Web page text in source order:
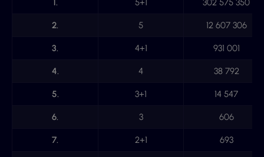
1. 5+1 302 575 350
2. 5 12 607 306
3. 4+1 931 001
4. 4 38 792
5. 3+1 14 547
6. 3 606
7. 2+1 693